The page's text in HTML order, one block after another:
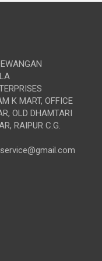
K MART, OFFICE
OLD DHAMTARI
RAIPUR C.G.